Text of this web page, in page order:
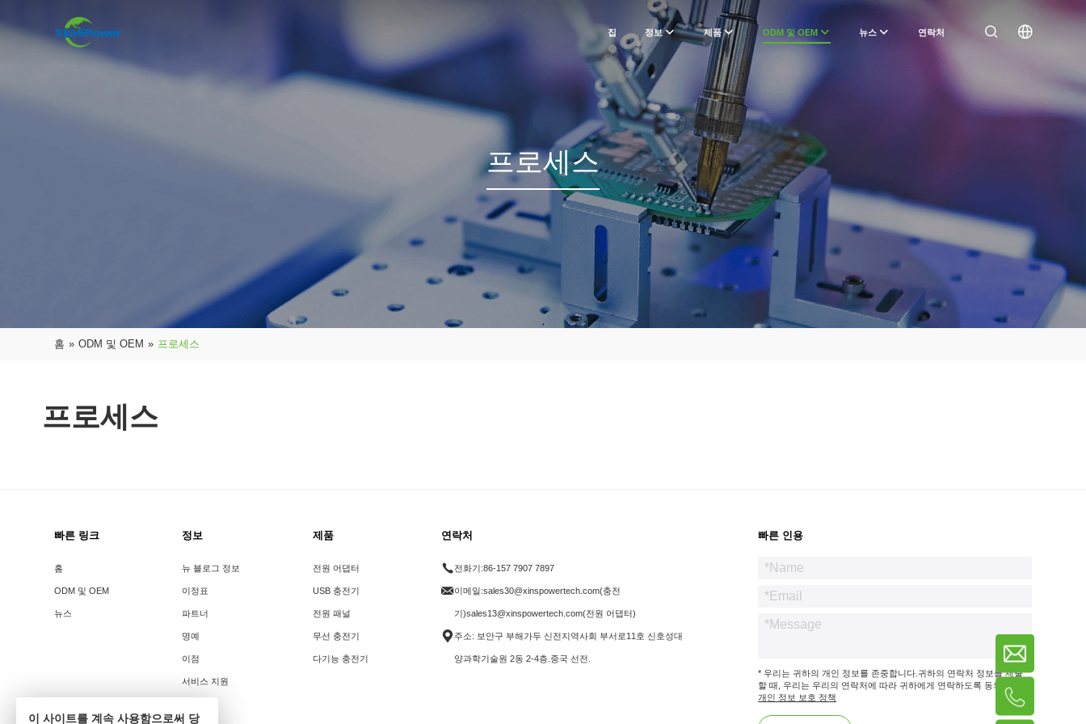
집 정보 제품 ODM 및 OEM 뉴스 연락처
프로세스
홈 » ODM 및 OEM » 프로세스
프로세스
빠른 링크
홈
ODM 및 OEM
뉴스
정보
뉴 블로그 정보
이정표
파트너
명예
이점
서비스 지원
제품
전원 어댑터
USB 충전기
전원 패널
무선 충전기
다기능 충전기
연락처
전화기:86-157 7907 7897
이메일:sales30@xinspowertech.com(충전
기)sales13@xinspowertech.com(전원 어댑터)
주소: 보안구 부해가두 신전지역사회 부서로11호 신호성대
양과학기술원 2동 2-4층.중국 선전.
빠른 인용
* 우리는 귀하의 개인 정보를 존중합니다.귀하의 연락처 정보를 제출
할 때, 우리는 우리의 연락처에 따라 귀하에게 연락하도록 동의합니다.
개인 정보 보호 정책
이 사이트를 계속 사용함으로써 당